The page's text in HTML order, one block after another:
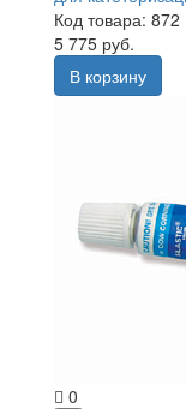
Код товара: 872
5 775 руб.
В корзину
0